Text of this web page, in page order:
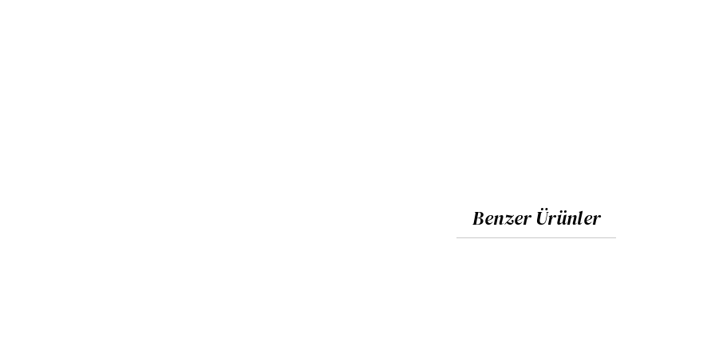
Benzer Ürünler